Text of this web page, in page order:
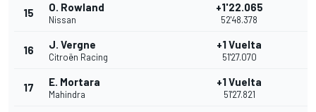
15 O. Rowland
Nissan
+1'22.065
52'48.378
16 J. Vergne
Citroën Racing
+1 Vuelta
51'27.070
17 E. Mortara
Mahindra
+1 Vuelta
51'27.821